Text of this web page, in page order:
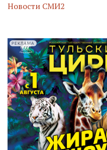
Новости СМИ2
РЕКЛАМА